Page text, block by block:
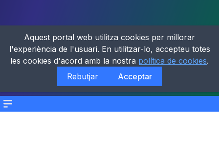
Menu
Aquest portal web utilitza cookies per millorar
l'experiència de l'usuari. En utilitzar-lo, accepteu totes
les cookies d'acord amb la nostra política de cookies.
Rebutjar
Acceptar